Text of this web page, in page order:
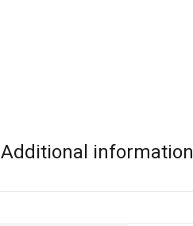
Additional information